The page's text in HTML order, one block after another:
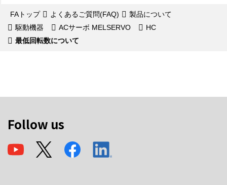
FAトップ よくあるご質問(FAQ)
製品について
駆動機器
ACサーボ MELSERVO
HC
最低回転数について
Follow us